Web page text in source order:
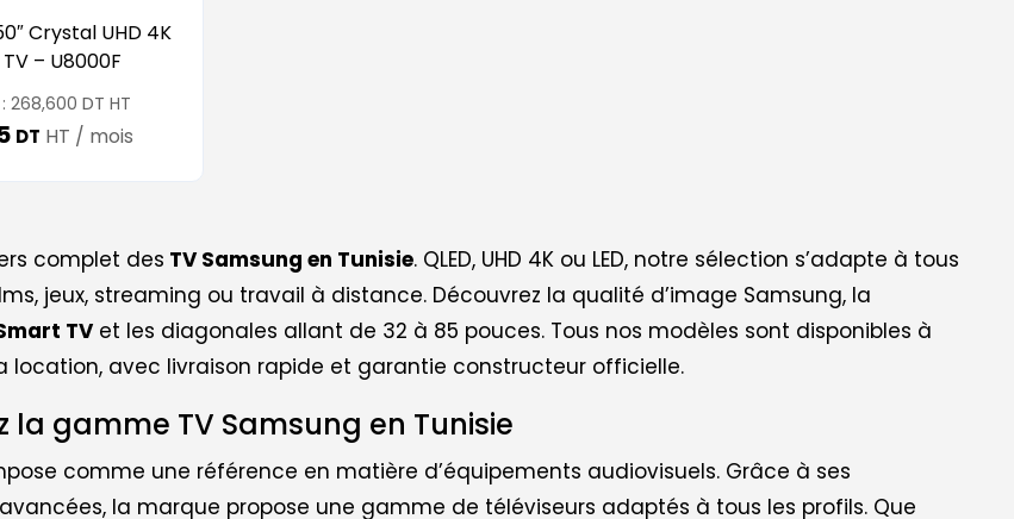
Crystal UHD 4K
– U8000F
:268,600DT HT
DT HT / mois
complet des TV Samsung en Tunisie. QLED, UHD 4K ou LED, notre sélection s’adapte à tous
jeux, streaming ou travail à distance. Découvrez la qualité d’image Samsung, la
TV et les diagonales allant de 32 à 85 pouces. Tous nos modèles sont disponibles à
location, avec livraison rapide et garantie constructeur officielle.
la gamme TV Samsung en Tunisie
comme une référence en matière d’équipements audiovisuels. Grâce à ses
la marque propose une gamme de téléviseurs adaptés à tous les profils. Que